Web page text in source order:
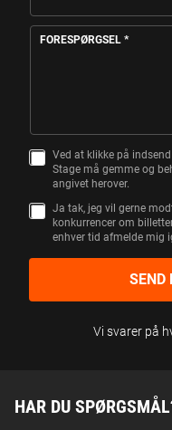
FORESPØRGSEL *
S
T
Y
E
Ved at klikke på
Stage må gemme og
angivet herover.
Ja tak, jeg vil gerne
konkurrencer om
enhver tid afmelde mig
SEND
Vi svarer på
HAR DU